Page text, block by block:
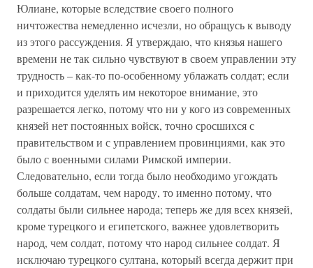
Юлиане, которые вследствие своего полного
ничтожества немедленно исчезли, но обращусь к выводу
из этого рассуждения. Я утверждаю, что князья нашего
времени не так сильно чувствуют в своем управлении эту
трудность – как-то по-особенному ублажать солдат; если
и приходится уделять им некоторое внимание, это
разрешается легко, потому что ни у кого из современных
князей нет постоянных войск, точно сросшихся с
правительством и с управлением провинциями, как это
было с военными силами Римской империи.
Следовательно, если тогда было необходимо угождать
больше солдатам, чем народу, то именно потому, что
солдаты были сильнее народа; теперь же для всех князей,
кроме турецкого и египетского, важнее удовлетворить
народ, чем солдат, потому что народ сильнее солдат. Я
исключаю турецкого султана, который всегда держит при